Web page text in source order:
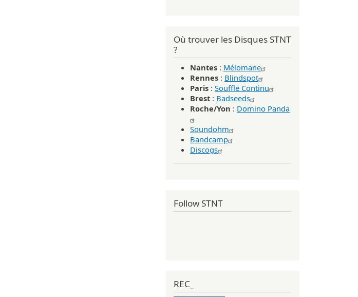
Où trouver les Disques STNT
?
Nantes : Mélomane
Rennes : Blindspot
Paris : Souffle Continu
Brest : Badseeds
Roche/Yon : Domino Panda
Soundohm
Bandcamp
Discogs
Follow STNT
REC_